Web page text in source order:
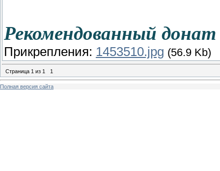
Рекомендованный донат
Прикрепления: 1453510.jpg (56.9 Kb)
Страница 1 из 1 1
Полная версия сайта